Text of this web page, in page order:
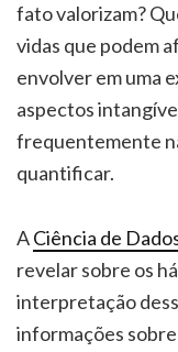
fato valorizam?
vidas que podem
envolver em uma
aspectos
frequentemente
quantificar.
ACiência de
revelar sobre os
interpretação
informações